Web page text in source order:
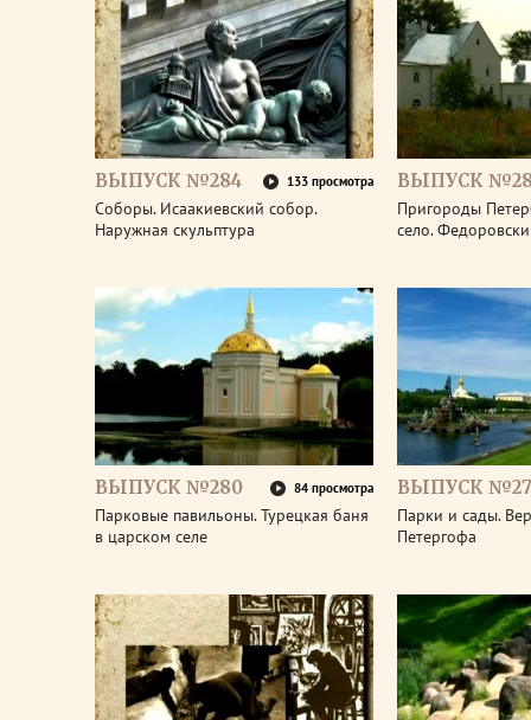
ВЫПУСК №284 133 просмотра
Соборы. Исаакиевский собор.
Наружная скульптура
ВЫПУСК
Пригороды
село.
ВЫПУСК №280 84 просмотра
Парковые павильоны. Турецкая баня
в царском селе
ВЫПУСК
Парки и сады.
Петергофа